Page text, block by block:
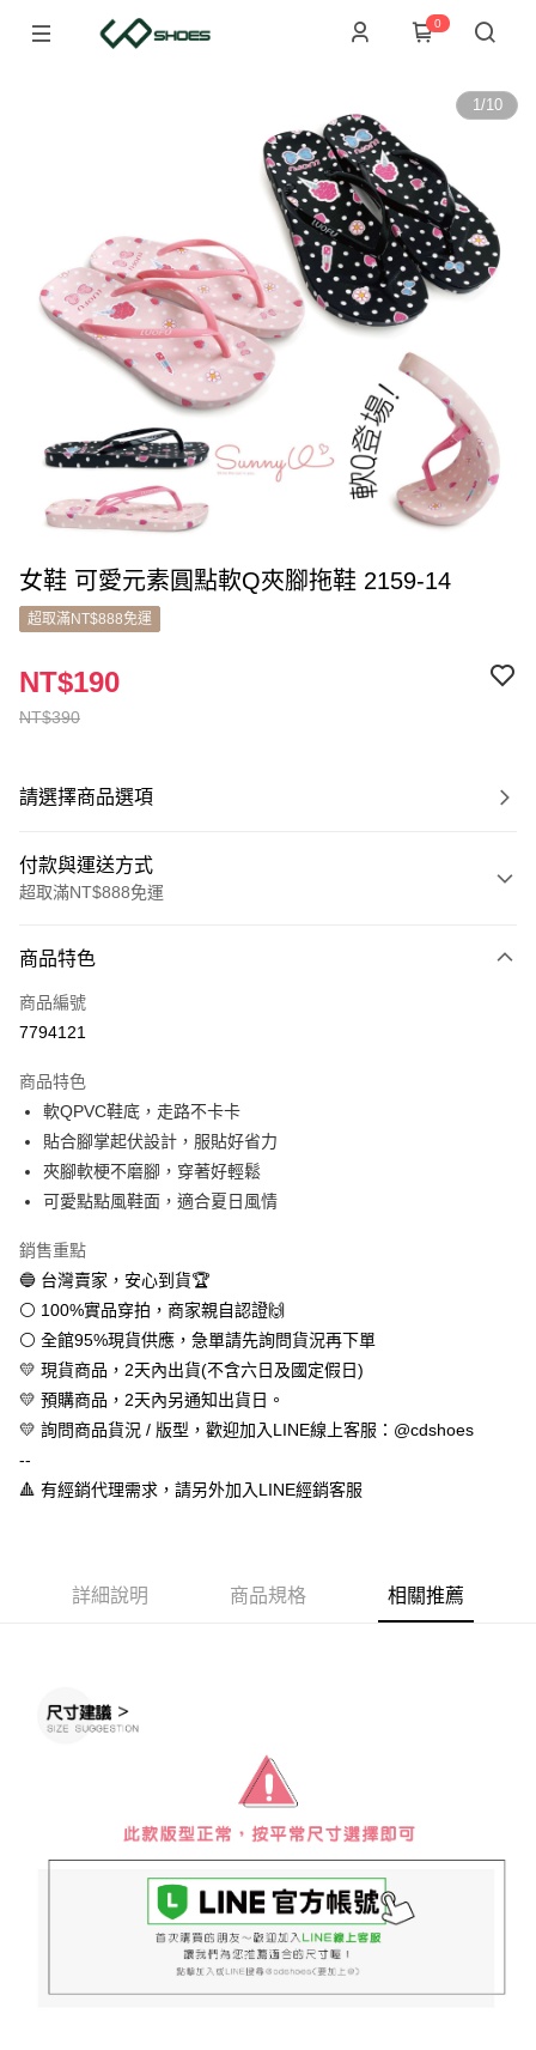
0
1/10
女鞋 可愛元素圓點軟Q夾腳拖鞋 2159-14
超取滿NT$888免運
NT$390
NT$190
請選擇商品選項
付款與運送方式
超取滿NT$888免運
信用卡一次付款
超商取貨付款
Apple Pay
街口支付
悠遊付
全盈+PAY
AFTEE先享後付
相關說明
【關於「AFTEE先享後付」】
AFTEE先享後付是「在收到商品之後才付款」的支付方式。 讓您購物簡單
便利好安心！
１．簡單：不需註冊會員、不需綁卡、不需儲值。
２．便利：只要手機號碼，簡訊認證，即可結帳。
【「AFTEE先享後付」結帳流程】
ATM／網路銀行／等多元方式進行付款，方視為交易完成。
※ 請注意：結帳手續完成當下不需立刻繳費，但若您需要取消訂單，請聯絡
是否繳費成功／繳費後需取消欲退款等相關疑問，請聯繫「AFTEE先享後付
客戶支援中心」https://netprotections.freshdesk.com/support/home
１．透過由恩沛科技股份有限公司提供之「AFTEE先享後付」服務完成之交
易，需依本服務之必要範圍內提供個人資料，並將交易相關給付款項請求債
權轉讓予恩沛科技股份有限公司。
２．關於個人資料處理事宜，請瀏覽以下網址：
https://aftee.tw/terms/#terms3
３．未成年的使用者請事先徵得法定代理人或監護人之同意方可使用
「AFTEE先享後付」，若未經同意申辦者引起之損失，本公司不負相關責
４．使用「AFTEE先享後付」時，將依據個別帳號之用戶狀況，依本公司即
每筆NT$60，滿NT$888(含以上)免運費
7-11取貨付款
每筆NT$60，滿NT$888(含以上)免運費
每筆NT$100，滿NT$999(含以上)免運費
商品特色
商品編號
7794121
商品特色
軟QPVC鞋底，走路不卡卡
貼合腳掌起伏設計，服貼好省力
夾腳軟梗不磨腳，穿著好輕鬆
可愛點點風鞋面，適合夏日風情
銷售重點
🔵 台灣賣家，安心到貨🏆
⚪ 100%實品穿拍，商家親自認證🙌
⚪ 全館95%現貨供應，急單請先詢問貨況再下單
💛 現貨商品，2天內出貨(不含六日及國定假日)
💛 預購商品，2天內另通知出貨日。
💛 詢問商品貨況 / 版型，歡迎加入LINE線上客服：@cdshoes
--
🔺 有經銷代理需求，請另外加入LINE經銷客服
詳細說明 商品規格 相關推薦